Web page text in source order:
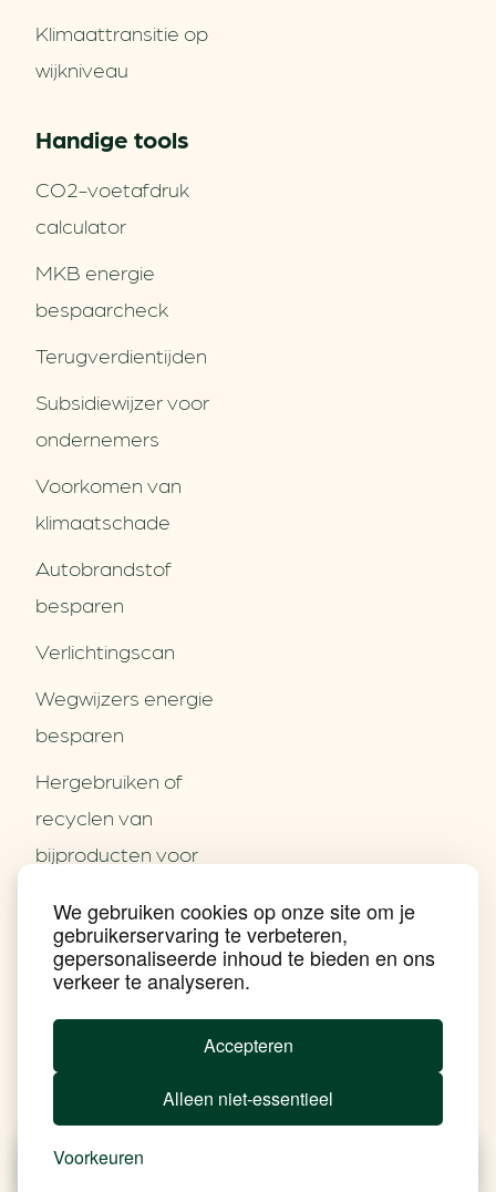
We gebruiken cookies op onze site om je
gebruikerservaring te verbeteren,
gepersonaliseerde inhoud te bieden en ons
verkeer te analyseren.
Accepteren
Alleen niet-essentieel
Voorkeuren
Partners
Contact
Nieuws
Praktijkverhalen
Events
Nieuwsbrief
Achtergrond klimaatverandering
Beprijzing van CO2
Verduurzamen bedrijventerrein
Klimaattransitie op
wijkniveau
Handige tools
CO2-voetafdruk
calculator
MKB energie
bespaarcheck
Terugverdien­tijden
Subsidiewijzer voor
ondernemers
Voorkomen van
klimaatschade
Autobrandstof
besparen
Verlichtingscan
Wegwijzers energie
besparen
Hergebruiken of
recyclen van
bijproducten voor
Energie besparen op
uw PC
Privacy & Disclaimer